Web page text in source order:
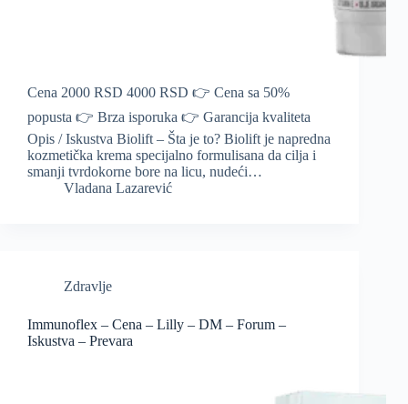
Cena 2000 RSD 4000 RSD 👉 Cena sa 50%
popusta 👉 Brza isporuka 👉 Garancija kvaliteta
Opis / Iskustva Biolift – Šta je to? Biolift je napredna
kozmetička krema specijalno formulisana da cilja i
smanji tvrdokorne bore na licu, nudeći…
Vladana Lazarević
Zdravlje
Immunoflex – Cena – Lilly – DM – Forum –
Iskustva – Prevara